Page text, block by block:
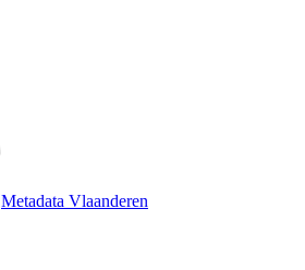
Metadata Vlaanderen